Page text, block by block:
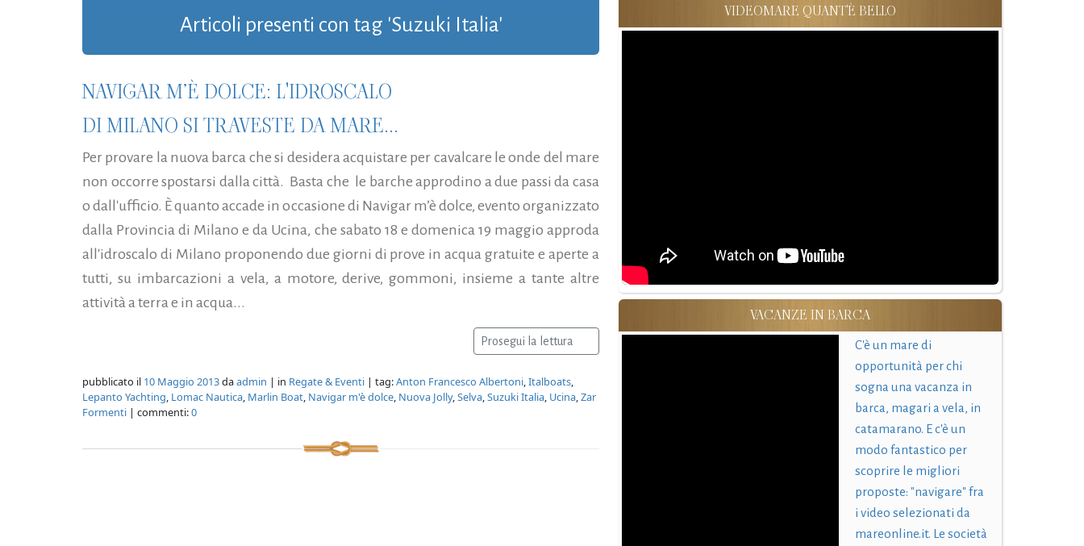
Articoli presenti con tag 'Suzuki Italia'
NAVIGAR M’È DOLCE: L'IDROSCALO
DI MILANO SI TRAVESTE DA MARE...
Per provare la nuova barca che si desidera acquistare per cavalcare le onde del mare
non occorre spostarsi dalla città. Basta che le barche approdino a due passi da casa
o dall'ufficio. È quanto accade in occasione di Navigar m’è dolce, evento organizzato
dalla Provincia di Milano e da Ucina, che sabato 18 e domenica 19 maggio approda
all'idroscalo di Milano proponendo due giorni di prove in acqua gratuite e aperte a
tutti, su imbarcazioni a vela, a motore, derive, gommoni, insieme a tante altre
attività a terra e in acqua...
Prosegui la lettura
pubblicato il 10 Maggio 2013daadmin | in Regate & Eventi | tag:Anton Francesco Albertoni,Italboats,
Lepanto Yachting, Lomac Nautica, Marlin Boat, Navigar m'è dolce, Nuova Jolly,Selva,Suzuki Italia, Ucina,Zar
Formenti | commenti:0
VIDEOMARE QUANT'È BELLO
VACANZE IN BARCA
C'è un mare di
opportunità per chi
sogna una vacanza in
barca, magari a vela, in
catamarano. E c'è un
modo fantastico per
scoprire le migliori
proposte: "navigare" fra
i video selezionati da
mareonline.it. Le società